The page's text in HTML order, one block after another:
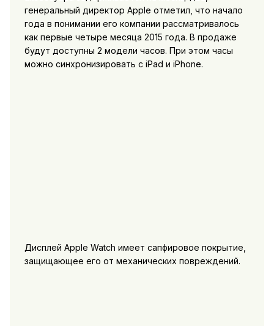
генеральный директор Apple отметил, что начало
года в понимании его компании рассматривалось
как первые четыре месяца 2015 года. В продаже
будут доступны 2 модели часов. При этом часы
можно синхронизировать с iPad и iPhone.
Дисплей Apple Watch имеет сапфировое покрытие,
защищающее его от механических повреждений.